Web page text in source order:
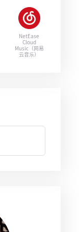
NetEase
Cloud
Music（网易
云音乐）